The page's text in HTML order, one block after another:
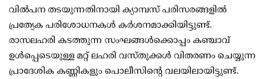
വില്‍പന തടയുന്നതിനായി ക്യാമ്പസ് പരിസരങ്ങളില്‍
പ്രത്യേക പരിശോധനകള്‍ കര്‍ശനമാക്കിയിട്ടുണ്ട്.
രാസലഹരി കടത്തുന്ന സംഘങ്ങള്‍ക്കൊപ്പം കഞ്ചാവ്
ഉള്‍പ്പെടെയുള്ള മറ്റ് ലഹരി വസ്തുക്കള്‍ വിതരണം ചെയ്യുന്ന
പ്രാദേശിക കണ്ണികളും പൊലീസിന്റെ വലയിലായിട്ടുണ്ട്.